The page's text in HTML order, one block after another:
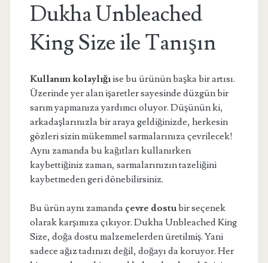
Dukha Unbleached
King Size ile Tanışın
Kullanım kolaylığıise bu ürünün başka bir artısı.
Üzerinde yer alan işaretler sayesinde düzgün bir
sarım yapmanıza yardımcı oluyor. Düşünün ki,
arkadaşlarınızla bir araya geldiğinizde, herkesin
gözleri sizin mükemmel sarmalarınıza çevrilecek!
Aynı zamanda bu kağıtları kullanırken
kaybettiğiniz zaman, sarmalarınızın tazeliğini
kaybetmeden geri dönebilirsiniz.
Bu ürün aynı zamanda çevre dostubir seçenek
olarak karşımıza çıkıyor. Dukha Unbleached King
Size, doğa dostu malzemelerden üretilmiş. Yani
sadece ağız tadınızı değil, doğayı da koruyor. Her